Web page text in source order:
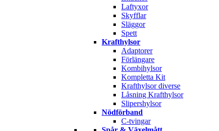
Laftyxor
Skyfflar
Släggor
Spett
Krafthylsor
Adaptorer
Förlängare
Kombihylsor
Kompletta Kit
Krafthylsor diverse
Låsning Krafthylsor
Slipershylsor
Nödförband
C-tvingar